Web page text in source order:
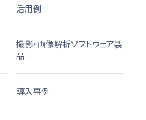
活用例
撮影・画像解析ソフトウェア製
品
導入事例